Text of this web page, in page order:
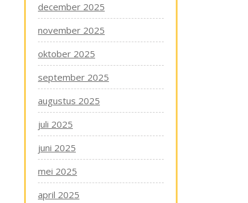
december 2025
november 2025
oktober 2025
september 2025
augustus 2025
juli 2025
juni 2025
mei 2025
april 2025